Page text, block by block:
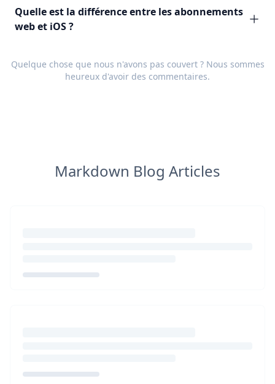
Quelle est la différence entre les abonnements
web et iOS ?
Quelque chose que nous n'avons pas couvert ? Nous sommes
heureux d'avoir des commentaires.
Markdown Blog Articles